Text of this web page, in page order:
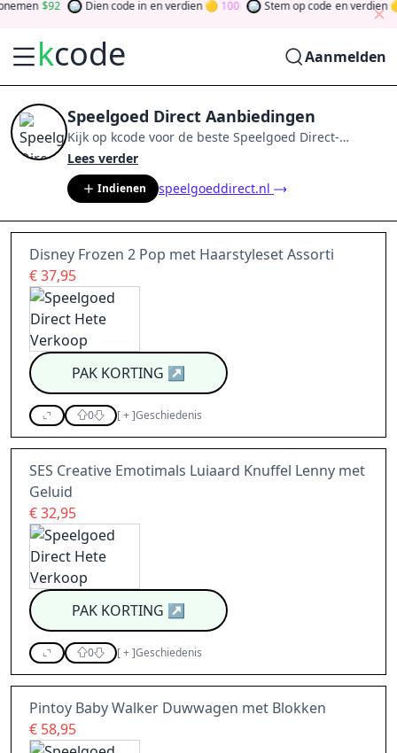
92 Dien code in en verdien 100 Stem op code en verdien
kcode Aanmelden
Speelgoed Direct Aanbiedingen
Kijk op kcode voor de beste Speelgoed Direct-
aanbiedingen van
community en verdien tokens door bij te dragen via
stemmen, testen, delen en meer. Drehen Sie den
Glücksklee und gewinnen Sie Geld
Lees verder
Indienen speelgoeddirect.nl
Disney Frozen 2 Pop met Haarstyleset Assorti
€ 37,95
PAK KORTING ↗
0 [+]Geschiedenis
SES Creative Emotimals Luiaard Knuffel Lenny met
Geluid
€ 32,95
PAK KORTING ↗
0 [+]Geschiedenis
Pintoy Baby Walker Duwwagen met Blokken
€ 58,95